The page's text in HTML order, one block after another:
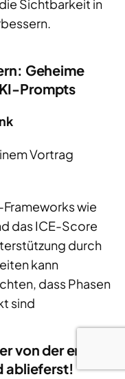
die Sichtbarkeit in
Geheime
Prompts
nem Vortrag
wie
das ICE-Score
durch
kann
dass Phasen
sind
von der ersten
ablieferst!